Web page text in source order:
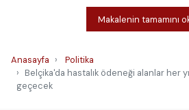
Makalenin tamamını
Anasayfa
Politika
Belçika'da hastalık ödeneği alanlar her
geçecek